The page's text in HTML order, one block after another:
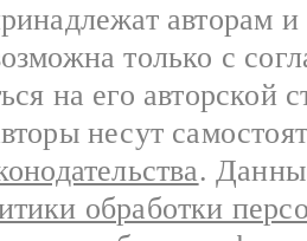
авторам
только с
на его авторской
несут
.
обработки